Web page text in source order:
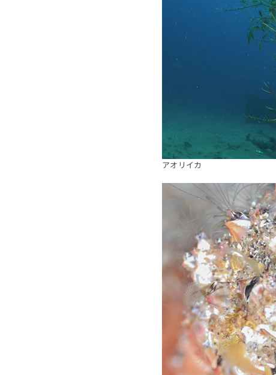
アオリイカ